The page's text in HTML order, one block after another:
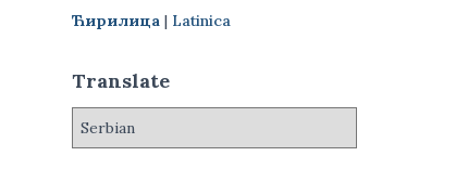
г
а
:
Ћирилица | Latinica
Translate